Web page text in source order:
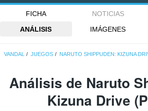
FICHA NOTICIAS
ANÁLISIS
IMÁGENES
VANDAL JUEGOS NARUTO SHIPPUDEN: KIZUNA
Análisis de Naruto
Kizuna Drive